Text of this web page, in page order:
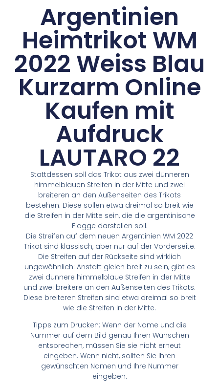
Argentinien
Heimtrikot WM
2022 Weiss Blau
Kurzarm Online
Kaufen mit
Aufdruck
LAUTARO 22
Stattdessen soll das Trikot aus zwei dünneren
himmelblauen Streifen in der Mitte und zwei
breiteren an den Außenseiten des Trikots
bestehen. Diese sollen etwa dreimal so breit wie
die Streifen in der Mitte sein, die die argentinische
Flagge darstellen soll.
Die Streifen auf dem neuen Argentinien WM 2022
Trikot sind klassisch, aber nur auf der Vorderseite.
Die Streifen auf der Rückseite sind wirklich
ungewöhnlich: Anstatt gleich breit zu sein, gibt es
zwei dünnere himmelblaue Streifen in der Mitte
und zwei breitere an den Außenseiten des Trikots.
Diese breiteren Streifen sind etwa dreimal so breit
wie die Streifen in der Mitte.
Tipps zum Drucken: Wenn der Name und die
Nummer auf dem Bild genau Ihren Wünschen
entsprechen, müssen Sie sie nicht erneut
eingeben. Wenn nicht, sollten Sie Ihren
gewünschten Namen und Ihre Nummer
eingeben.